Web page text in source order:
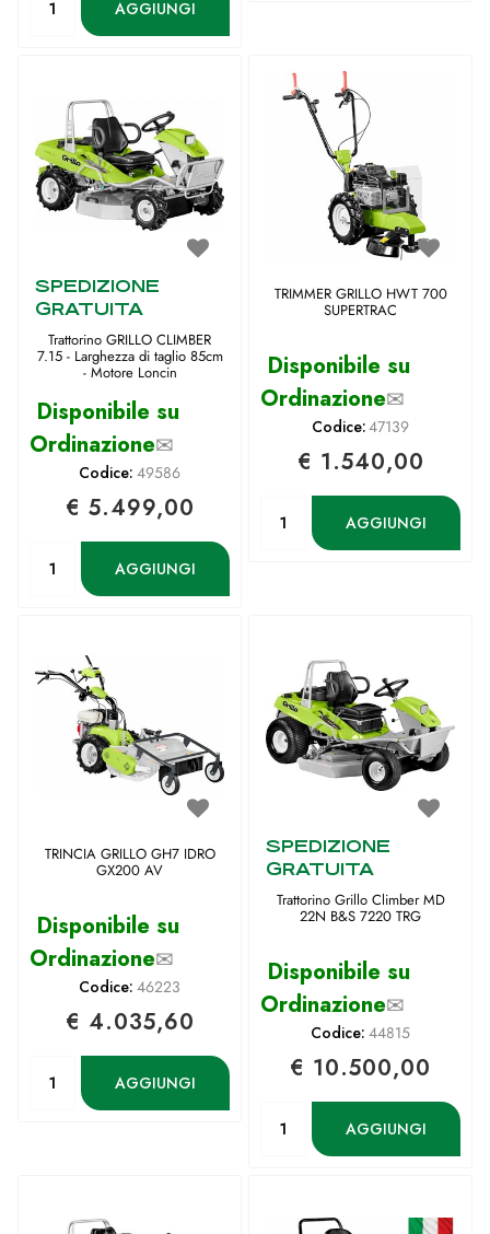
AGGIUNGI
SPEDIZIONE
GRATUITA
Trattorino GRILLO CLIMBER
7.15 - Larghezza di taglio 85cm
- Motore Loncin
Disponibile su
Ordinazione✉
Codice: 49586
€ 5.499,00
AGGIUNGI
TRIMMER GRILLO HWT 700
SUPERTRAC
Disponibile su
Ordinazione✉
Codice:47139
€ 1.540,00
AGGIUNGI
TRINCIA GRILLO GH7 IDRO
GX200 AV
Disponibile su
Ordinazione✉
Codice: 46223
€ 4.035,60
AGGIUNGI
SPEDIZIONE
GRATUITA
Trattorino Grillo Climber MD
22N B&S 7220 TRG
Disponibile su
Ordinazione✉
Codice: 44815
€ 10.500,00
AGGIUNGI